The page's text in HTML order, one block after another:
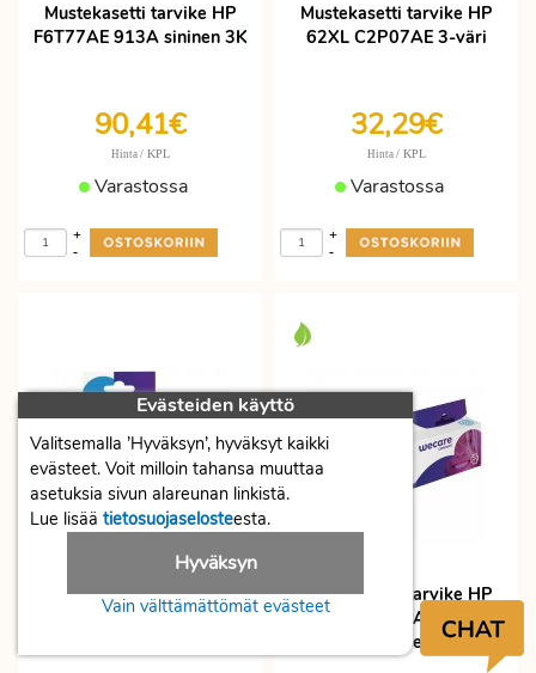
Mustekasetti tarvike HP
F6T77AE 913A sininen 3K
90,41€
Hinta / KPL
Varastossa
-
+
Mustekasetti tarvike HP
62XL C2P07AE 3-väri
32,29€
Hinta / KPL
Varastossa
-
+
Mustekasetti tarvike HP
912XL keltainen värikasetti
Mustekasetti tarvike HP
981A J3M68A syaani
värikasetti
Evästeiden käyttö
Valitsemalla ’Hyväksyn’, hyväksyt kaikki
evästeet. Voit milloin tahansa muuttaa
asetuksia sivun alareunan linkistä.
Lue lisää tietosuojaselosteesta.
Hyväksyn
Vain välttämättömät evästeet